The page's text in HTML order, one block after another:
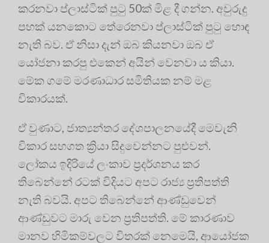
කරනවා ප්ලාස්ටික් පුටු 50ක් මිළ දී ගන්න. අවුරුදු
පහක් යනකොට තේරෙනවා ප්ලාස්ටික් පුටු හොඳ
නැති බව. ඒ නිසා දැන් ඔබ කියනවා ඔබ ඒ
යෝජනා කරපු එකෙන් අයින් වෙනවා ය කියා.
මේක ගමේ මරණාධාර සමිතියක නම් මළ
විකාරයක්.
ඒ වුණාට, ජාත්‍යන්තර දේශපාලනයේදී මෙවැනි
විකාර සහගත ක්‍රියා සිදුවෙන්නට පුළුවන්.
ලෝකය ඉදිරියේ ලංකාව ප්‍රදර්ශනය කර
තිබෙන්නේ රටක් විදියට අපට රාජ්‍ය ප්‍රතිපත්ති
නැති බවයි. අපට තිබෙන්නේ ආණ්ඩුවෙන්
ආණ්ඩුවට මාරු වෙන ප්‍රතිපත්ති. මේ කාරණාව
මානව හිමිකම්වලට විතරක් නෙමෙයි, ආයෝජක